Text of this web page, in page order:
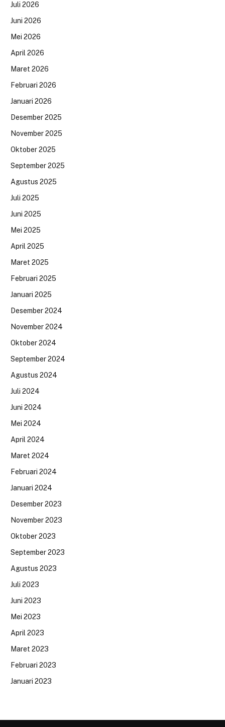
Juli 2026
Juni 2026
Mei 2026
April 2026
Maret 2026
Februari 2026
Januari 2026
Desember 2025
November 2025
Oktober 2025
September 2025
Agustus 2025
Juli 2025
Juni 2025
Mei 2025
April 2025
Maret 2025
Februari 2025
Januari 2025
Desember 2024
November 2024
Oktober 2024
September 2024
Agustus 2024
Juli 2024
Juni 2024
Mei 2024
April 2024
Maret 2024
Februari 2024
Januari 2024
Desember 2023
November 2023
Oktober 2023
September 2023
Agustus 2023
Juli 2023
Juni 2023
Mei 2023
April 2023
Maret 2023
Februari 2023
Januari 2023